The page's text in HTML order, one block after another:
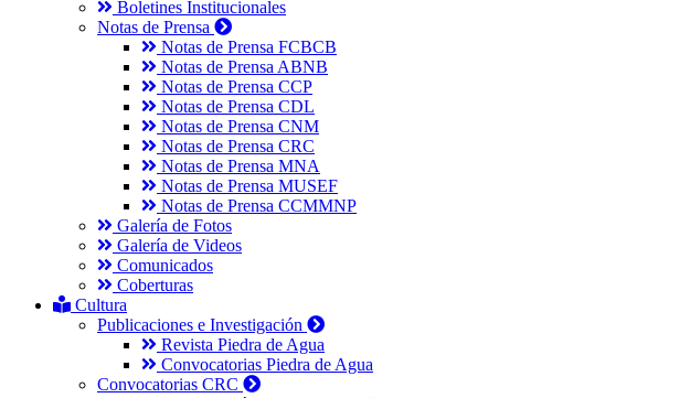
Boletines Institucionales
Notas de Prensa
Notas de Prensa FCBCB
Notas de Prensa ABNB
Notas de Prensa CCP
Notas de Prensa CDL
Notas de Prensa CNM
Notas de Prensa CRC
Notas de Prensa MNA
Notas de Prensa MUSEF
Notas de Prensa CCMMNP
Galería de Fotos
Galería de Videos
Comunicados
Coberturas
Cultura
Publicaciones e Investigación
Revista Piedra de Agua
Convocatorias Piedra de Agua
Convocatorias CRC